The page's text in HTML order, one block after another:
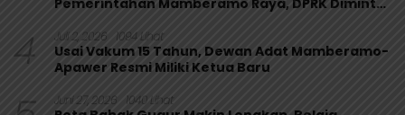
4 Juli 2, 2026 1094 Lihat
Usai Vakum 15 Tahun, Dewan Adat Mamberamo-
Apawer Resmi Miliki Ketua Baru
Juni 27, 2026 1040 Lihat